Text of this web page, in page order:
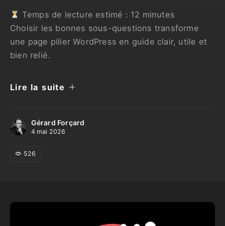
Temps de lecture estimé : 12 minutes
Choisir les bonnes sous-questions transforme
une page pilier WordPress en guide clair, utile et
bien relié.
Lire la suite
Gérard Forçard
4 mai 2026
526